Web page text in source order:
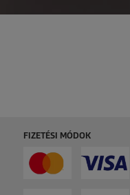
FIZETÉSI MÓDOK